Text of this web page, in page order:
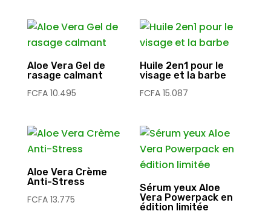
Aloe Vera Gel de
rasage calmant
FCFA10.495
Huile 2en1 pour le
visage et la barbe
FCFA 15.087
Aloe Vera Crème
Anti-Stress
FCFA13.775
Sérum yeux Aloe
Vera Powerpack en
édition limitée